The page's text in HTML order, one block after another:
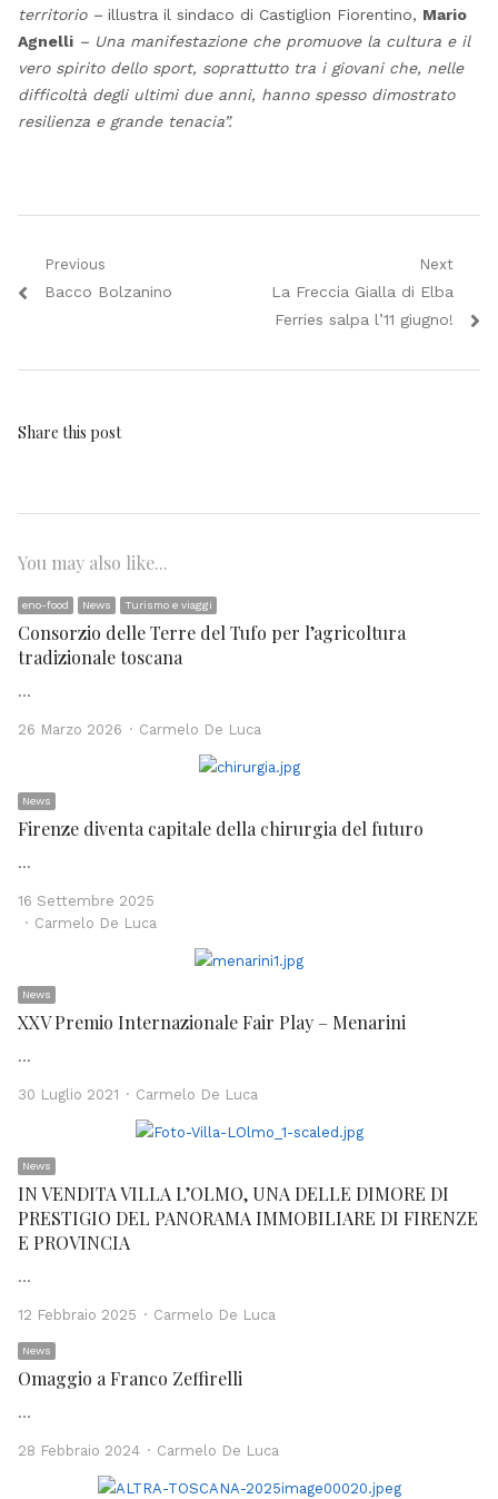
territorio –illustra il sindaco di Castiglion Fiorentino, Mario
Agnelli – Una manifestazione che promuove la cultura e il
vero spirito dello sport, soprattutto tra i giovani che, nelle
difficoltà degli ultimi due anni, hanno spesso dimostrato
resilienza e grande tenacia”.
Navigazione
articoli
Previous
Previous
Bacco Bolzanino
Next
Next
post:
La Freccia Gialla di Elba
Ferries salpa l’11 giugno!
Share this post
You may also like...
eno-food News Turismo e viaggi
Consorzio delle Terre del Tufo per l’agricoltura
tradizionale toscana
…
26 Marzo 2026 Author
Carmelo De Luca
News
Firenze diventa capitale della chirurgia del futuro
…
16 Settembre 2025
Author
Carmelo De Luca
News
XXV Premio Internazionale Fair Play – Menarini
…
30 Luglio 2021 Author
Carmelo De Luca
News
IN VENDITA VILLA L’OLMO, UNA DELLE DIMORE DI
PRESTIGIO DEL PANORAMA IMMOBILIARE DI FIRENZE
E PROVINCIA
…
12 Febbraio 2025 Author
Carmelo De Luca
News
Omaggio a Franco Zeffirelli
…
28 Febbraio 2024 Author
Carmelo De Luca